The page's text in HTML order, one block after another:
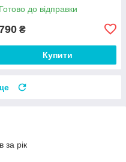
Готово до відправки
₴
Купити
за рік